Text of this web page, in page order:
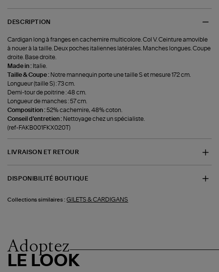
DESCRIPTION
Cardigan long à franges en cachemire multicolore. Col V. Ceinture amovible
à nouer à la taille. Deux poches italiennes latérales. Manches longues. Coupe
droite. Base droite.
Made in : Italie.
Taille & Coupe : Notre mannequin porte une taille S et mesure 172 cm.
Longueur (taille S) : 73 cm.
Demi-tour de poitrine : 48 cm.
Longueur de manches : 57 cm.
Composition :52% cachemire, 48% coton.
Conseil d'entretien : Nettoyage chez un spécialiste.
(ref-FAKB001FKX020T)
LIVRAISON ET RETOUR
DISPONIBILITÉ BOUTIQUE
Collections similaires : GILETS & CARDIGANS
Adoptez
LE LOOK